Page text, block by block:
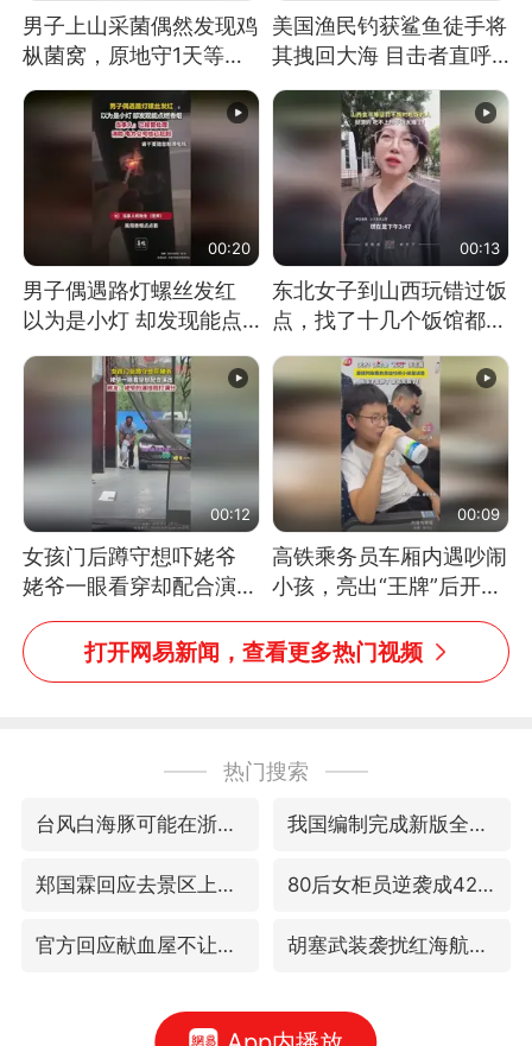
男子上山采菌偶然发现鸡
枞菌窝，原地守1天等它
长大：挖了140多朵
美国渔民钓获鲨鱼徒手将
其拽回大海 目击者直呼
震惊 （视频来源：参考
消息）
00:20
男子偶遇路灯螺丝发红
以为是小灯 却发现能点
燃香烟 当事人：已报警
处理
00:13
东北女子到山西玩错过饭
点，找了十几个饭馆都没
开门：午休到几点
00:12
女孩门后蹲守想吓姥爷
姥爷一眼看穿却配合演出
网友：姥爷的演技我打满
分
00:09
高铁乘务员车厢内遇吵闹
小孩，亮出“王牌”后开启
一键静音
打开网易新闻，查看更多热门视频
热门搜索
台风白海豚可能在浙闽沿海登陆 我国编制完成新版全月地质图
郑国霖回应去景区上班被保安拦下 80后女柜员逆袭成4200亿银行副行长
官方回应献血屋不让市民入内躲雨 胡塞武装袭扰红海航运行动升级